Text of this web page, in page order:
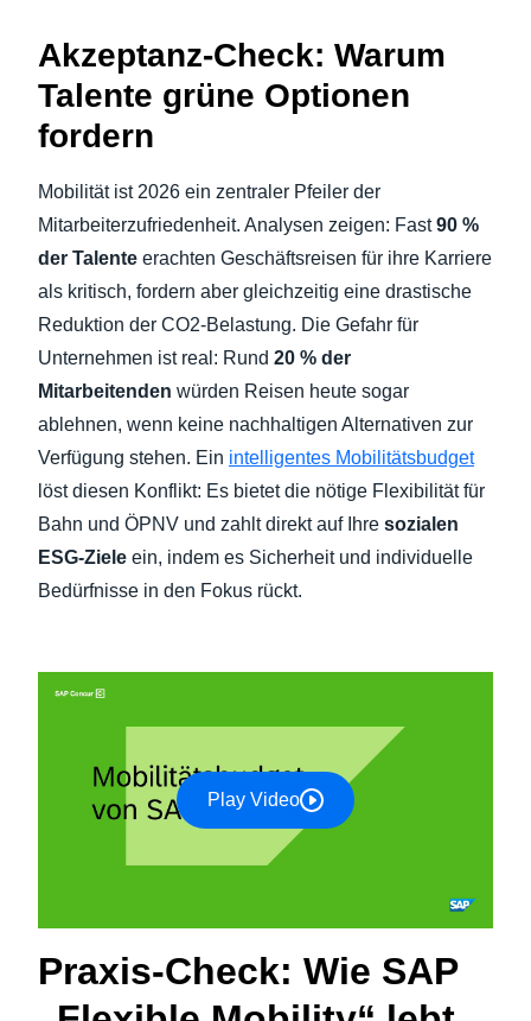
Akzeptanz-Check: Warum
Talente grüne Optionen
fordern
Mobilität ist 2026 ein zentraler Pfeiler der
Mitarbeiterzufriedenheit. Analysen zeigen: Fast90 %
der Talente erachten Geschäftsreisen für ihre Karriere
als kritisch, fordern aber gleichzeitig eine drastische
Reduktion der CO2-Belastung. Die Gefahr für
Unternehmen ist real: Rund 20 % der
Mitarbeitenden würden Reisen heute sogar
ablehnen, wenn keine nachhaltigen Alternativen zur
Verfügung stehen. Ein intelligentes Mobilitätsbudget
löst diesen Konflikt: Es bietet die nötige Flexibilität für
Bahn und ÖPNV und zahlt direkt auf Ihre sozialen
ESG-Ziele ein, indem es Sicherheit und individuelle
Bedürfnisse in den Fokus rückt.
Play Video
Praxis-Check: Wie SAP